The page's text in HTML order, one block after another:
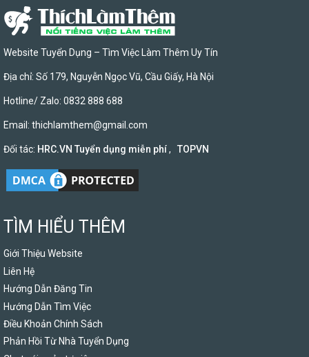
Website Tuyển Dụng – Tìm Việc Làm Thêm Uy Tín
Địa chỉ: Số 179, Nguyễn Ngọc Vũ, Cầu Giấy, Hà Nội
Hotline/ Zalo: 0832 888 688
Email: thichlamthem@gmail.com
Đối tác: HRC.VN Tuyển dụng miễn phí, TOPVN
TÌM HIỂU THÊM
Giới Thiệu Website
Liên Hệ
Hướng Dẫn Đăng Tin
Hướng Dẫn Tìm Việc
Điều Khoản Chính Sách
Phản Hồi Từ Nhà Tuyển Dụng